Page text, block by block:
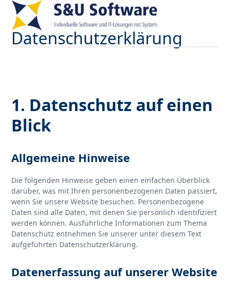
Skip
content
Open
mobile
menu
Close
mobile
menu
Datenschutzerklärung
1. Datenschutz auf einen
Blick
Allgemeine Hinweise
Die folgenden Hinweise geben einen einfachen Überblick
darüber, was mit Ihren personenbezogenen Daten passiert,
wenn Sie unsere Website besuchen. Personenbezogene
Daten sind alle Daten, mit denen Sie persönlich identifiziert
werden können. Ausführliche Informationen zum Thema
Datenschutz entnehmen Sie unserer unter diesem Text
aufgeführten Datenschutzerklärung.
Datenerfassung auf unserer Website